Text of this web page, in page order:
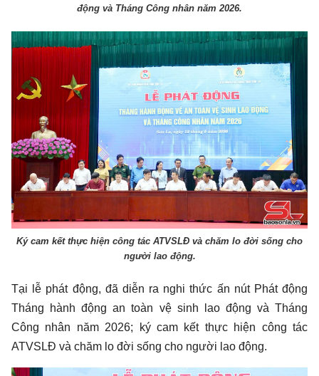
động và Tháng Công nhân năm 2026.
Ký cam kết thực hiện công tác ATVSLĐ và chăm lo đời sống cho
người lao động.
Tại lễ phát động, đã diễn ra nghi thức ấn nút Phát động
Tháng hành động an toàn vệ sinh lao động và Tháng
Công nhân năm 2026; ký cam kết thực hiện công tác
ATVSLĐ và chăm lo đời sống cho người lao động.